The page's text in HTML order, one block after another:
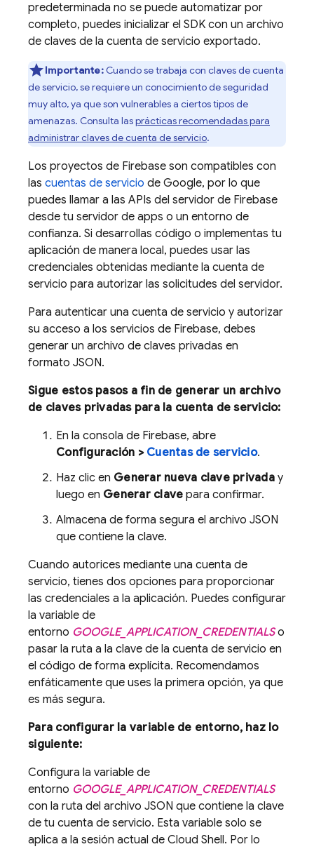
predeterminada no se puede automatizar por
completo, puedes inicializar el SDK con un archivo
de claves de la cuenta de servicio exportado.
Importante:Cuando se trabaja con claves de cuenta
de servicio, se requiere un conocimiento de seguridad
muy alto, ya que son vulnerables a ciertos tipos de
amenazas. Consulta lasprácticas recomendadas para
administrar claves de cuenta de servicio.
Los proyectos de Firebase son compatibles con
las cuentas de servicio de Google, por lo que
puedes llamar a las APIs del servidor de Firebase
desde tu servidor de apps o un entorno de
confianza. Si desarrollas código o implementas tu
aplicación de manera local, puedes usar las
credenciales obtenidas mediante la cuenta de
servicio para autorizar las solicitudes del servidor.
Para autenticar una cuenta de servicio y autorizar
su acceso a los servicios de Firebase, debes
generar un archivo de claves privadas en
formato JSON.
Sigue estos pasos a fin de generar un archivo
de claves privadas para la cuenta de servicio:
En la consola de Firebase, abre
Configuración > Cuentas de servicio.
Haz clic en Generar nueva clave privaday
luego en Generar clave para confirmar.
Almacena de forma segura el archivo JSON
que contiene la clave.
Cuando autorices mediante una cuenta de
servicio, tienes dos opciones para proporcionar
las credenciales a la aplicación. Puedes configurar
la variable de
entorno GOOGLE_APPLICATION_CREDENTIALSo
pasar la ruta a la clave de la cuenta de servicio en
el código de forma explícita. Recomendamos
enfáticamente que uses la primera opción, ya que
es más segura.
Para configurar la variable de entorno, haz lo
siguiente:
Configura la variable de
entorno GOOGLE_APPLICATION_CREDENTIALS
con la ruta del archivo JSON que contiene la clave
de tu cuenta de servicio. Esta variable solo se
aplica a la sesión actual de Cloud Shell. Por lo